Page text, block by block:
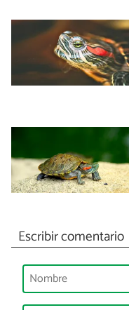
Escribir comentario